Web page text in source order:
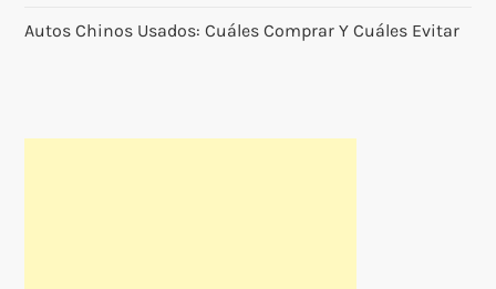
Autos Chinos Usados: Cuáles Comprar Y Cuáles Evitar